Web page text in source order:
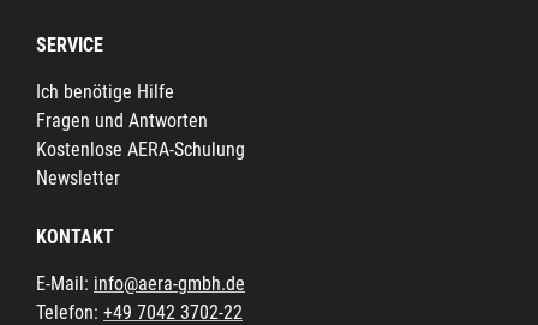
SERVICE
Ich benötige Hilfe
Fragen und Antworten
Kostenlose AERA-Schulung
Newsletter
KONTAKT
E-Mail: info@aera-gmbh.de
Telefon: +49 7042 3702-22